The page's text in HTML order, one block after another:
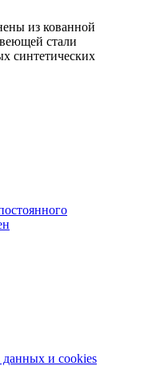
из кованной
стали
синтетических
данных и cookies